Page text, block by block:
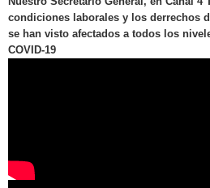
condiciones laborales y los derrechos
se han visto afectados a todos los
COVID-19